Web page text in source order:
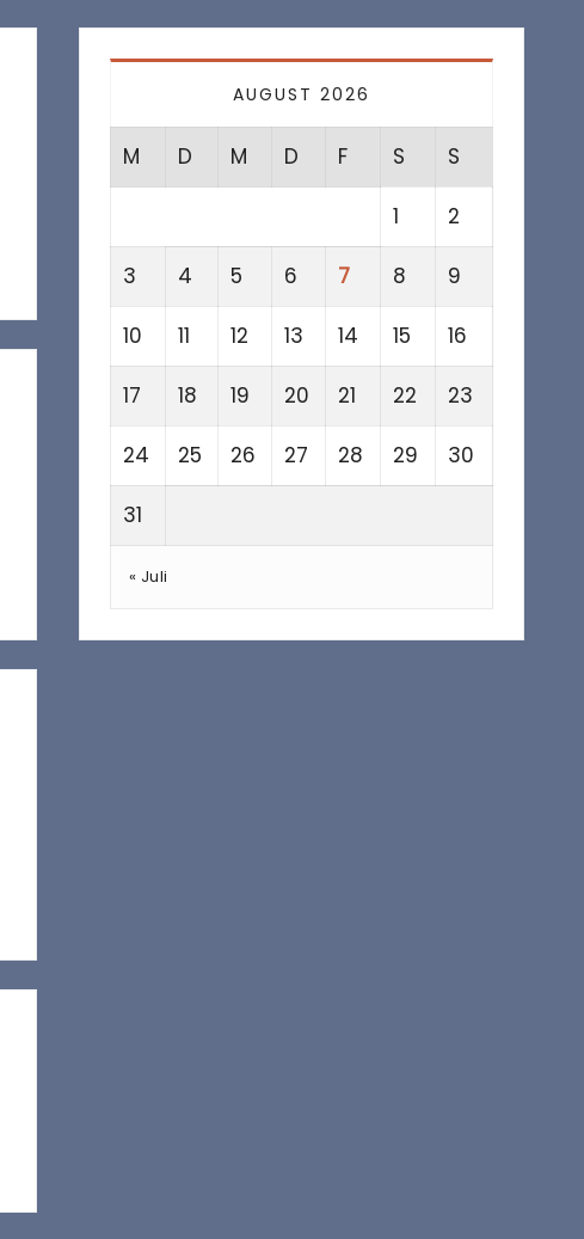
AUGUST 2026
M D M D F S S
1 2
3 4 5 6 7 8 9
10 11 12 13 14 15 16
17 18 19 20 21 22 23
24 25 26 27 28 29 30
31
« Juli